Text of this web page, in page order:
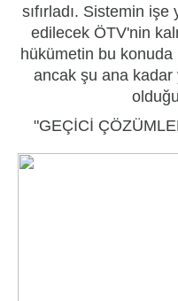
sıfırladı. Sistemin işe
edilecek ÖTV'nin
hükümetin bu konuda
ancak şu ana kadar
"GEÇİCİ